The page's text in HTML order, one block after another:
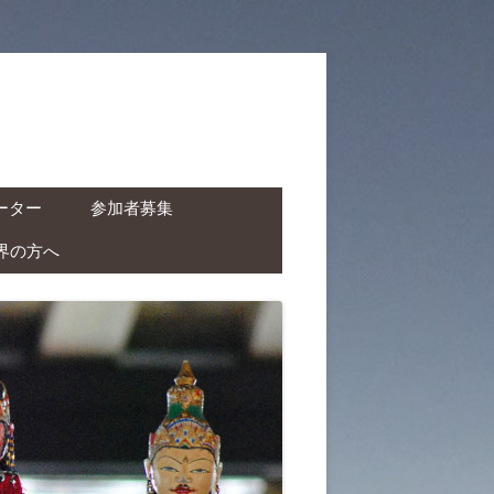
ター
ーター ( ドライバー付
チャーター ( ドライバ
ンタルバイク )
参加者募集
の方へ